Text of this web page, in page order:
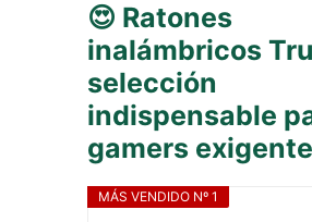
😍 Ratones
inalámbricos
selección
indispensable
gamers
MÁS VENDIDO Nº 1